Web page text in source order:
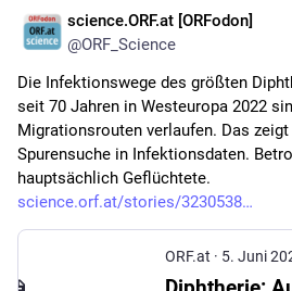
science.ORF.at [ORFodon]
@ORF_Science
Die Infektionswege des größten
seit 70 Jahren in Westeuropa 2022
Migrationsrouten verlaufen. Das zeigt
Spurensuche in Infektionsdaten.
hauptsächlich Geflüchtete.
science.orf.at/stories/3230538
ORF.at · 5. Juni